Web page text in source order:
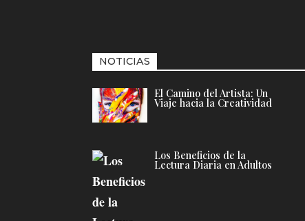
NOTICIAS
El Camino del Artista: Un
Viaje hacia la Creatividad
Los Beneficios de la
Lectura Diaria en Adultos